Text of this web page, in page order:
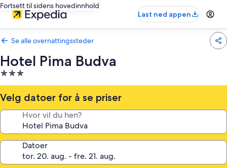
Fortsett til sidens hovedinnhold
Last ned appen
Se alle overnattingssteder
Hotel Pima Budva
Overnattingssted
med
3.0
stjerner
Velg datoer for å se priser
Hvor vil du hen?
Datoer